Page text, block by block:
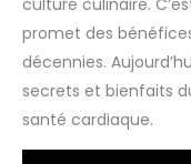
culture culinaire.
promet des
décennies.
secrets et bienfaits
santé cardiaque.